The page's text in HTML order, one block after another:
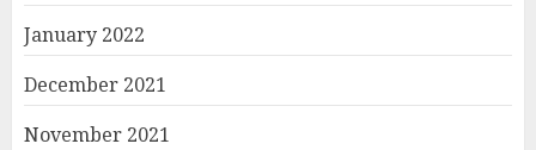
January 2022
December 2021
November 2021